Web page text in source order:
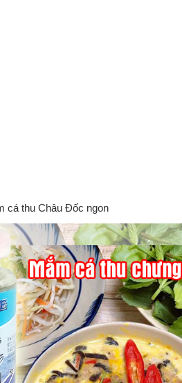
cá thu Châu Đốc ngon